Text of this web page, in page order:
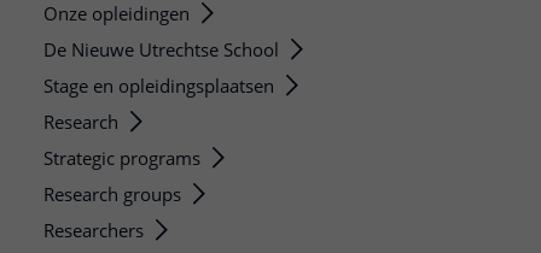
Onze opleidingen
De Nieuwe Utrechtse School
Stage en opleidingsplaatsen
Research
Strategic programs
Research groups
Researchers